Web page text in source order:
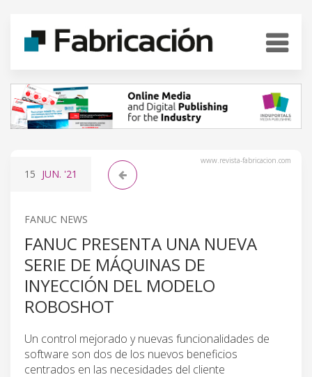
www.revista-fabricacion.com
15 JUN. '21
FANUC NEWS
FANUC PRESENTA UNA NUEVA
SERIE DE MÁQUINAS DE
INYECCIÓN DEL MODELO
ROBOSHOT
Un control mejorado y nuevas funcionalidades de
software son dos de los nuevos beneficios
centrados en las necesidades del cliente